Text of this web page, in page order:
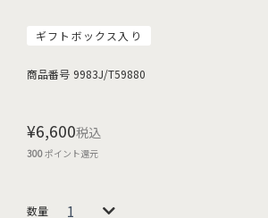
ギフトボックス入り
商品番号 9983J/T59880
¥6,600税込
300ポイント還元